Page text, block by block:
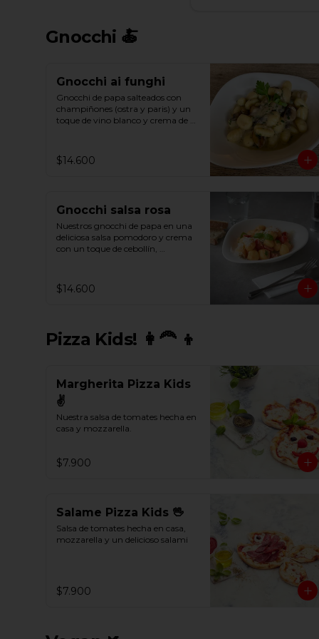
Gnocchi 🍝
Gnocchi ai funghi
Gnocchi de papa salteados con
champiñones (ostra y paris) y un
toque de vino blanco y crema de
$14.600
Gnocchi salsa rosa
Nuestros gnocchi de papa en una
deliciosa salsa pomodoro y crema
con un toque de cebollín,
$14.600
Pizza Kids! 👩‍🦰 👦
Margherita Pizza Kids
✌
Nuestra salsa de tomates hecha en
casa y mozzarella.
$7.900
Salame Pizza Kids 🖖
Salsa de tomates hecha en casa,
mozzarella y un delicioso salami
$7.900